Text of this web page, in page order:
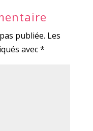
publiée. Les
avec*